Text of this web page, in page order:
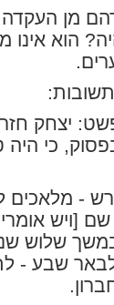
מן העקדה
הוא אינו
יצחק חזר
כי היה
- מלאכים
[ויש
שלוש
לבאר שבע -